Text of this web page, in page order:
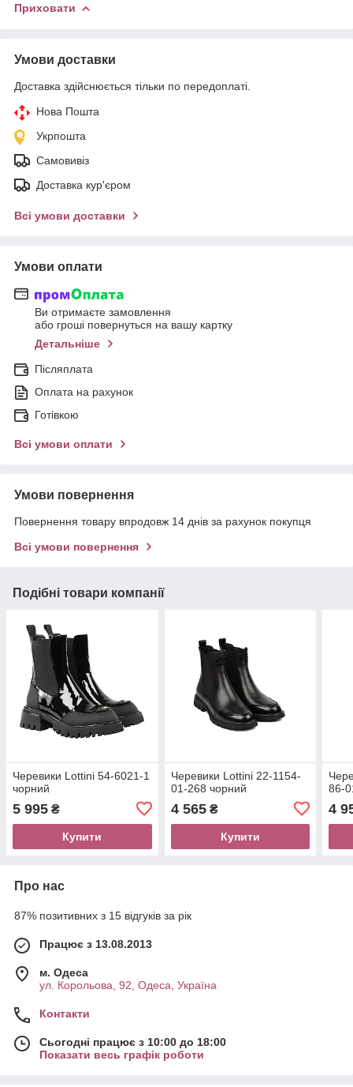
Приховати
Умови доставки
Доставка здійснюється тільки по передоплаті.
Нова Пошта
Укрпошта
Самовивіз
Доставка кур'єром
Всі умови доставки
Умови оплати
Ви отримаєте замовлення
або гроші повернуться на вашу картку
Детальніше
Післяплата
Оплата на рахунок
Готівкою
Всі умови оплати
Умови повернення
Повернення товару впродовж 14 днів за рахунок покупця
Всі умови повернення
Подібні товари компанії
Черевики Lottini 54-6021-1
чорний
5 995 ₴
Купити
Черевики Lottini 22-1154-
01-268 чорний
4 565₴
Купити
86-
4
Про нас
87% позитивних з 15 відгуків за рік
Працює з 13.08.2013
м. Одеса
ул. Корольова, 92, Одеса, Україна
Контакти
Сьогодні працює з 10:00 до 18:00
Показати весь графік роботи